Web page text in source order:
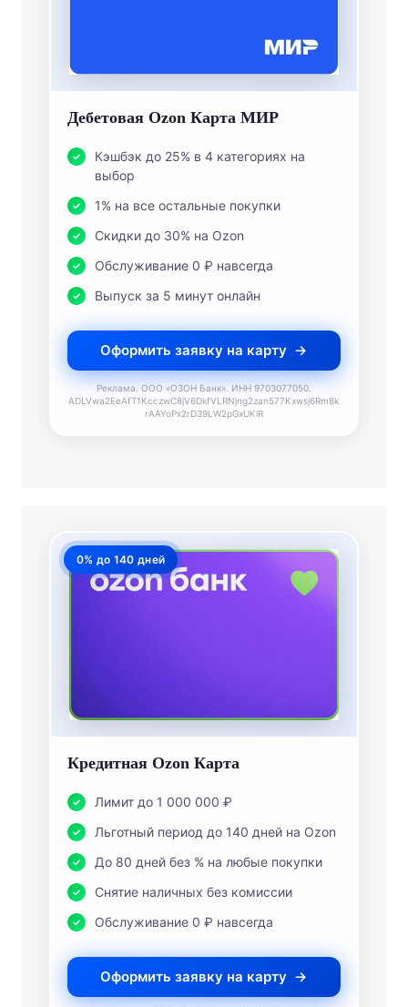
Дебетовая Ozon Карта МИР
Кэшбэк до 25% в 4 категориях на
выбор
1% на все остальные покупки
Скидки до 30% на Ozon
Обслуживание 0 ₽ навсегда
Выпуск за 5 минут онлайн
Оформить заявку на карту
Реклама. ООО «ОЗОН Банк». ИНН 9703077050.
ADLVwa2EeAfT1KcczwC8jV6DkfVLRNjng2zan577Kxwsj6Rm8k
rAAYoPx2rD39LW2pGxUKiR
0% до 140 дней
Кредитная Ozon Карта
Лимит до 1 000 000 ₽
Льготный период до 140 дней на Ozon
До 80 дней без % на любые покупки
Снятие наличных без комиссии
Обслуживание 0 ₽ навсегда
Оформить заявку на карту